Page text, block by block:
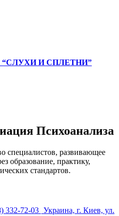
“СЛУХИ И СПЛЕТНИ”
Психоанализа
специалистов, развивающее
образование, практику,
стандартов.
332-72-03 Украина, г. Киев, ул.